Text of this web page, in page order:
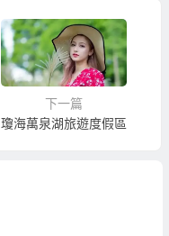
下一篇
瓊海萬泉湖旅遊度假區